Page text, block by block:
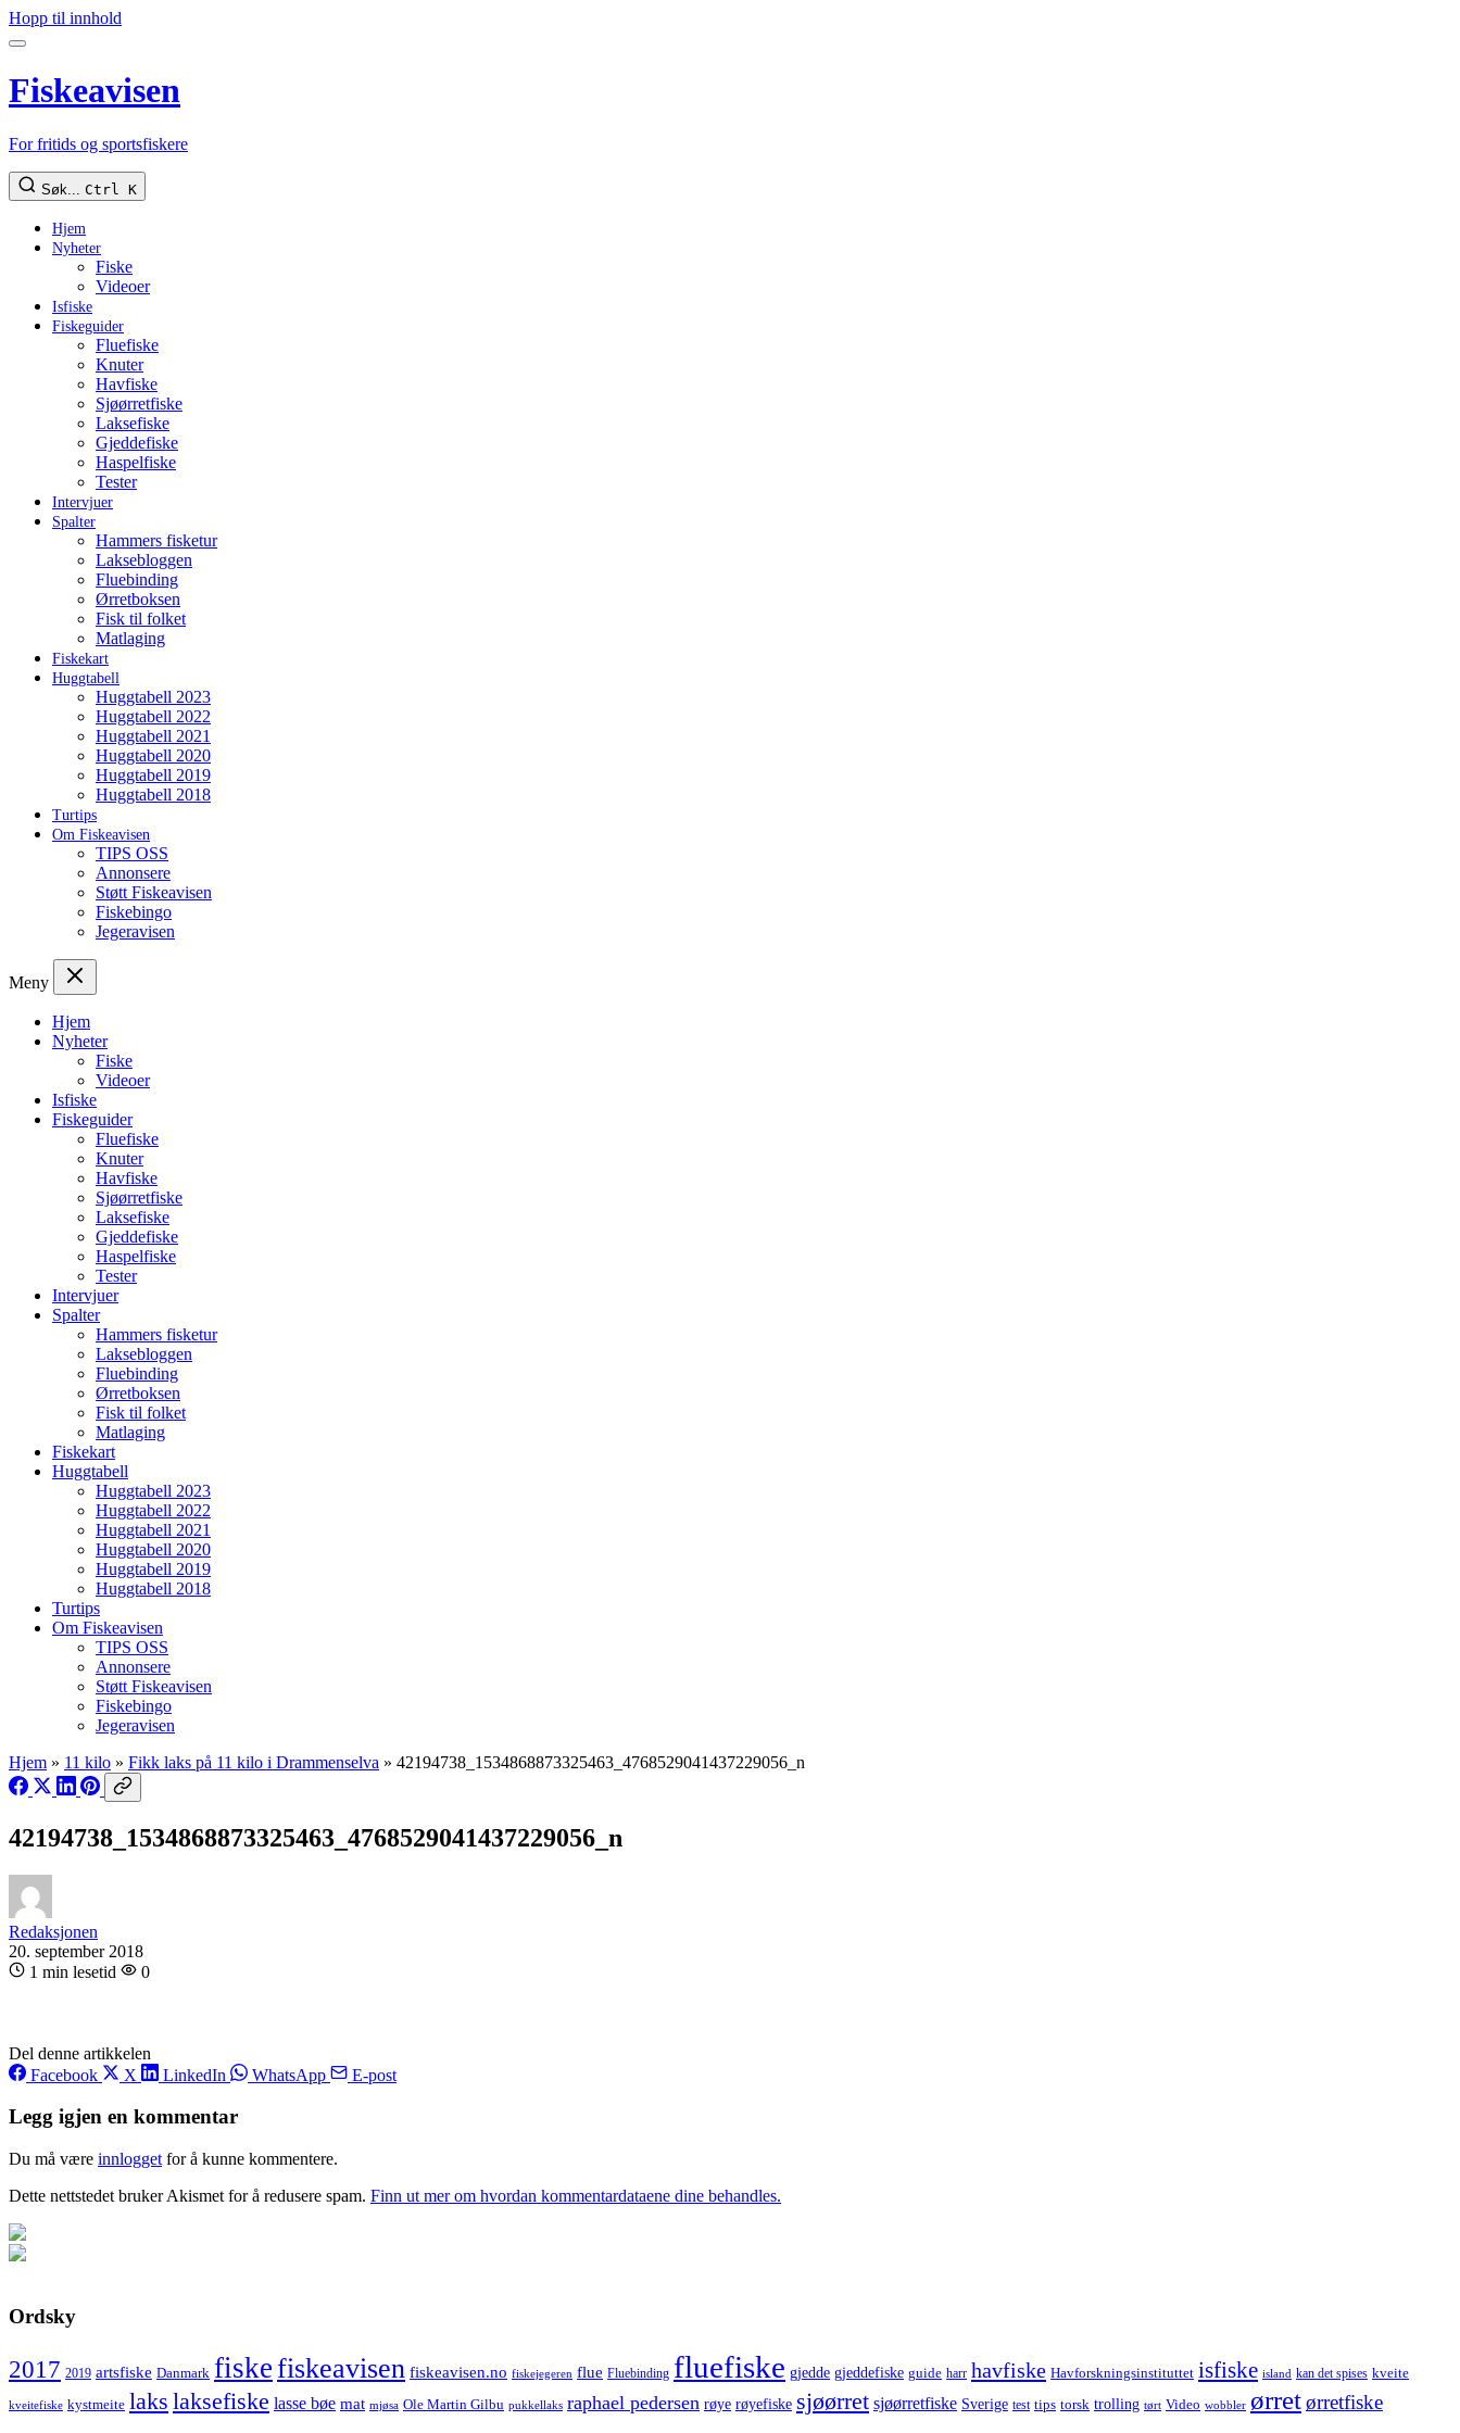
Hopp til innhold
Fiskeavisen
For fritids og sportsfiskere
Søk... Ctrl K
Hjem
Nyheter
Fiske
Videoer
Isfiske
Fiskeguider
Fluefiske
Knuter
Havfiske
Sjøørretfiske
Laksefiske
Gjeddefiske
Haspelfiske
Tester
Intervjuer
Spalter
Hammers fisketur
Laksebloggen
Fluebinding
Ørretboksen
Fisk til folket
Matlaging
Fiskekart
Huggtabell
Huggtabell 2023
Huggtabell 2022
Huggtabell 2021
Huggtabell 2020
Huggtabell 2019
Huggtabell 2018
Turtips
Om Fiskeavisen
TIPS OSS
Annonsere
Støtt Fiskeavisen
Fiskebingo
Jegeravisen
Meny
Hjem
Nyheter
Fiske
Videoer
Isfiske
Fiskeguider
Fluefiske
Knuter
Havfiske
Sjøørretfiske
Laksefiske
Gjeddefiske
Haspelfiske
Tester
Intervjuer
Spalter
Hammers fisketur
Laksebloggen
Fluebinding
Ørretboksen
Fisk til folket
Matlaging
Fiskekart
Huggtabell
Huggtabell 2023
Huggtabell 2022
Huggtabell 2021
Huggtabell 2020
Huggtabell 2019
Huggtabell 2018
Turtips
Om Fiskeavisen
TIPS OSS
Annonsere
Støtt Fiskeavisen
Fiskebingo
Jegeravisen
Hjem » 11 kilo » Fikk laks på 11 kilo i Drammenselva » 42194738_1534868873325463_4768529041437229056_n
42194738_1534868873325463_4768529041437229056_n
Redaksjonen
20. september 2018
1 min lesetid
0
Del denne artikkelen
Facebook
X LinkedIn WhatsApp E-post
Legg igjen en kommentar
Du må være innlogget for å kunne kommentere.
Dette nettstedet bruker Akismet for å redusere spam. Finn ut mer om hvordan kommentardataene dine behandles.
Ordsky
2017 2019 artsfiske Danmark fiskefiskeavisen fiskeavisen.no fiskejegeren flue Fluebinding fluefiske gjedde gjeddefiske guide harr havfiske Havforskningsinstituttet isfiske island kan det spises kveite
kveitefiske kystmeite laks laksefiske lasse bøe mat mjøsa Ole Martin Gilbu pukkellaks raphael pedersen røye røyefiske sjøørret sjøørretfiske Sverige test tips torsk trolling tørt Video wobbler ørretørretfiske